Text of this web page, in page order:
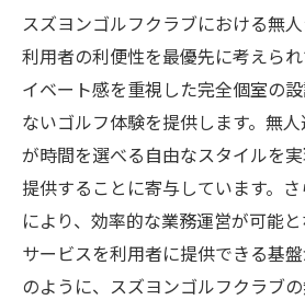
スズヨンゴルフクラブにおける無人
利用者の利便性を最優先に考えら
イベート感を重視した完全個室の
ないゴルフ体験を提供します。無
が時間を選べる自由なスタイルを
提供することに寄与しています。
により、効率的な業務運営が可能
サービスを利用者に提供できる基
のように、スズヨンゴルフクラブ